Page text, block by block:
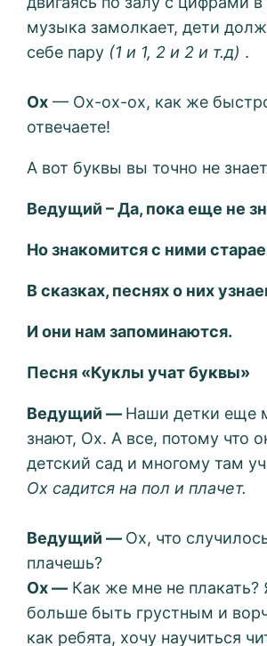
музыка замолкает, дети
себе пару (1 и 1, 2 и 2 и т.д) .
Ох — Ох-ох-ох, как же
отвечаете!
А вот буквы вы точно не
Ведущий – Да, пока еще не
Но знакомится с ними
В сказках, песнях о них
И они нам запоминаются.
Песня «Куклы учат буквы»
Ведущий — Наши детки еще
знают, Ох. А все, потому что
детский сад и многому там
Ох садится на пол и плачет.
Ведущий — Ох, что
плачешь?
Ох — Как же мне не плакать?
больше быть грустным и
как ребята, хочу научиться